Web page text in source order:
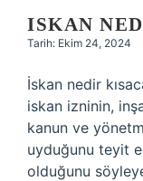
ISKAN
Tarih: Ekim 24, 2024
İskan nedir
iskan izninin,
kanun ve
uyduğunu teyit
olduğunu